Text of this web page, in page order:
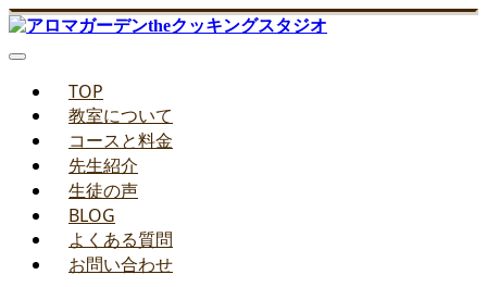
TOP
教室について
コースと料金
先生紹介
生徒の声
BLOG
よくある質問
お問い合わせ